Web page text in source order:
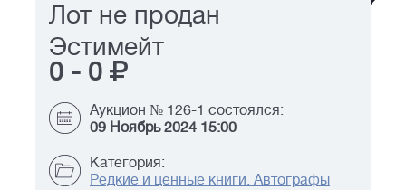
Лот не продан
Эстимейт
0 - 0
Аукцион № 126-1 состоялся:
09 Ноябрь 2024 15:00
Категория:
Редкие и ценные книги. Автографы